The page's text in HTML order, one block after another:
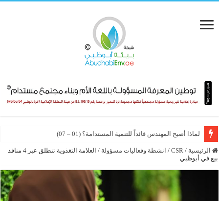
من رؤية زايد إلى رؤية محمد بن زايد
الرئيسية /
CSR
/ انشطة وفعاليات مسؤولة /
العلامة التغذوية تنطلق عبر 4 منافذ
بيع في أبوظبي